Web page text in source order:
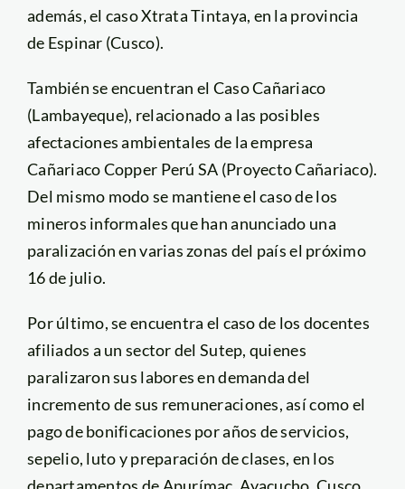
además, el caso Xtrata Tintaya, en la provincia
de Espinar (Cusco).
También se encuentran el Caso Cañariaco
(Lambayeque), relacionado a las posibles
afectaciones ambientales de la empresa
Cañariaco Copper Perú SA (Proyecto Cañariaco).
Del mismo modo se mantiene el caso de los
mineros informales que han anunciado una
paralización en varias zonas del país el próximo
16 de julio.
Por último, se encuentra el caso de los docentes
afiliados a un sector del Sutep, quienes
paralizaron sus labores en demanda del
incremento de sus remuneraciones, así como el
pago de bonificaciones por años de servicios,
sepelio, luto y preparación de clases, en los